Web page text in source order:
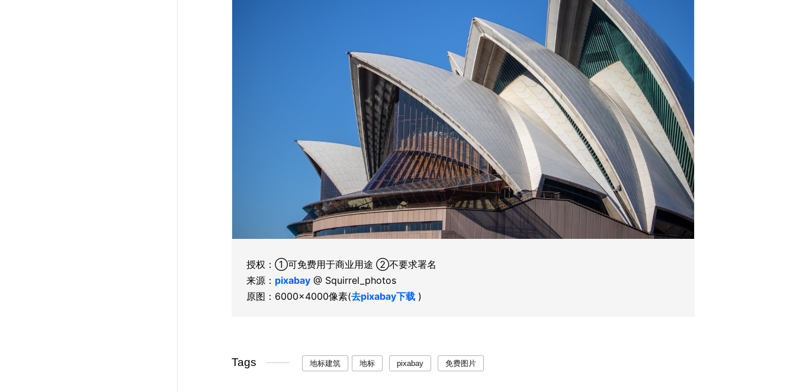
授权：①可免费用于商业用途 ②不要求署名
来源： pixabay@ Squirrel_photos
原图：6000×4000像素(去pixabay下载)
Tags 地标建筑 地标 pixabay 免费图片